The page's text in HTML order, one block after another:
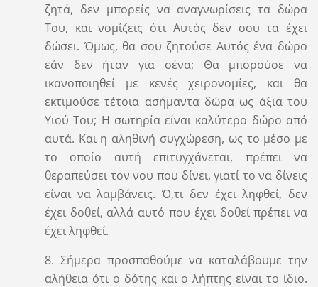
ζητά, δεν μπορείς να αναγνωρίσεις τα δώρα
Του, και νομίζεις ότι Αυτός δεν σου τα έχει
δώσει. Όμως, θα σου ζητούσε Αυτός ένα δώρο
εάν δεν ήταν για σένα; Θα μπορούσε να
ικανοποιηθεί με κενές χειρονομίες, και θα
εκτιμούσε τέτοια ασήμαντα δώρα ως άξια του
Υιού Του; Η σωτηρία είναι καλύτερο δώρο από
αυτά. Και η αληθινή συγχώρεση, ως το μέσο με
το οποίο αυτή επιτυγχάνεται, πρέπει να
θεραπεύσει τον νου που δίνει, γιατί το να δίνεις
είναι να λαμβάνεις. Ό,τι δεν έχει ληφθεί, δεν
έχει δοθεί, αλλά αυτό που έχει δοθεί πρέπει να
έχει ληφθεί.
8. Σήμερα προσπαθούμε να καταλάβουμε την
αλήθεια ότι ο δότης και ο λήπτης είναι το ίδιο.